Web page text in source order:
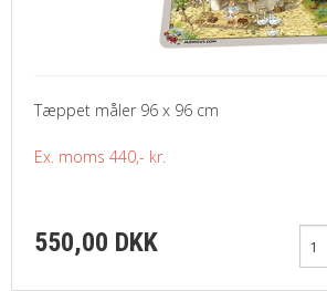
Tæppet måler 96 x 96 cm
Ex. moms 440,- kr.
550,00 DKK